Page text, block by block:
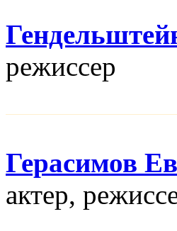
режисcер
Герасимов
актер,